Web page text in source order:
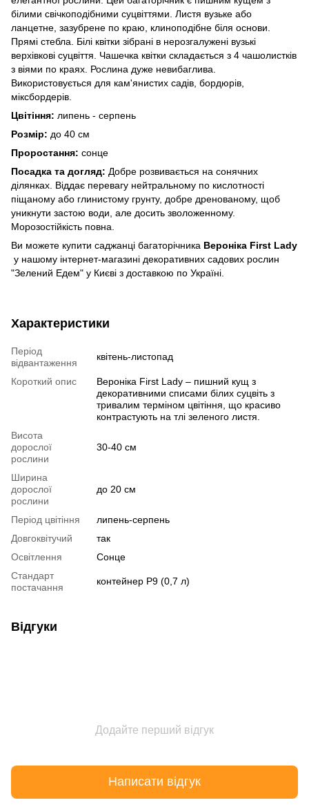
білими свічкоподібними суцвіттями. Листя вузьке або
ланцетне, зазубрене по краю, клиноподібне біля основи.
Прямі стебла. Білі квітки зібрані в нерозгалужені вузькі
верхівкові суцвіття. Чашечка квітки складається з 4 чашолистків
з віями по краях. Рослина дуже невибаглива.
Використовується для кам'янистих садів, бордюрів,
міксбордерів.
Цвітіння: липень - серпень
Розмір: до 40 см
Проростання: сонце
Посадка та догляд: Добре розвивається на сонячних
ділянках. Віддає перевагу нейтральному по кислотності
піщаному або глинистому грунту, добре дренованому, щоб
уникнути застою води, але досить зволоженному.
Морозостійкість повна.
Ви можете купити саджанці багаторічника Вероніка First Lady
у нашому інтернет-магазині декоративних садових рослин
"Зелений Едем" у Києві з доставкою по Україні.
Характеристики
Період
відвантаження
квітень-листопад
Короткий опис
Вероніка First Lady – пишний кущ з
декоративними списами білих суцвіть з
тривалим терміном цвітіння, що красиво
контрастують на тлі зеленого листя.
Висота
дорослої
рослини
30-40 см
Ширина
дорослої
рослини
до 20 см
Період цвітіння
липень-серпень
Довгоквітучий
так
Освітлення
Сонце
Стандарт
постачання
контейнер Р9 (0,7 л)
Відгуки
Додайте перший відгук
Написати відгук